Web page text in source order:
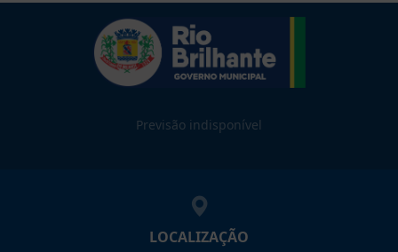
Previsão indisponível
LOCALIZAÇÃO